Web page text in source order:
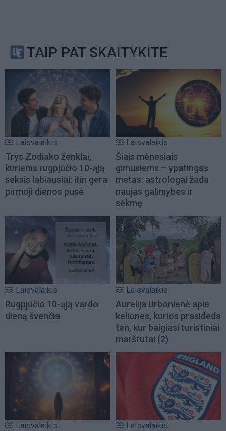
TAIP PAT SKAITYKITE
Laisvalaikis
Trys Zodiako ženklai,
kuriems rugpjūčio 10-ąją
seksis labiausiai: itin gera
pirmoji dienos pusė
Laisvalaikis
Šiais mėnesiais
gimusiems – ypatingas
metas: astrologai žada
naujas galimybes ir
sėkmę
Laisvalaikis
Rugpjūčio 10-ąją vardo
dieną švenčia
Laisvalaikis
Aurelija Urbonienė apie
keliones, kurios prasideda
ten, kur baigiasi turistiniai
maršrutai (2)
Laisvalaikis Laisvalaikis